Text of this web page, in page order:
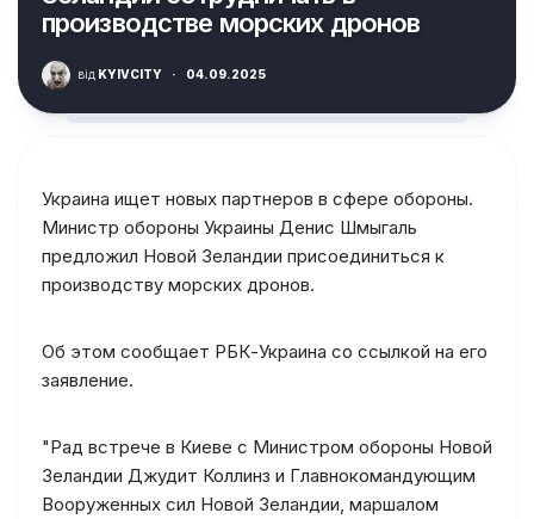
производстве морских дронов
від KYIVCITY · 04.09.2025
Украина ищет новых партнеров в сфере обороны.
Министр обороны Украины Денис Шмыгаль
предложил Новой Зеландии присоединиться к
производству морских дронов.
Об этом сообщает РБК-Украина со ссылкой на его
заявление.
"Рад встрече в Киеве с Министром обороны Новой
Зеландии Джудит Коллинз и Главнокомандующим
Вооруженных сил Новой Зеландии, маршалом